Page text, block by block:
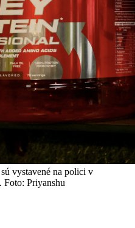
vystavené na polici v
Priyanshu